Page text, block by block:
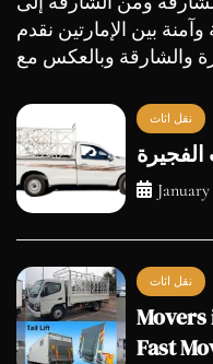
نقل اثاث
January
نقل اثاث
Fast
January